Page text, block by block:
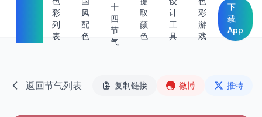
彩
列
表
风
配
色
十
四
节
气
取
颜
色
计
工
具
彩
游
戏
下
载
App
返回节气列表 复制链接 微博 推特